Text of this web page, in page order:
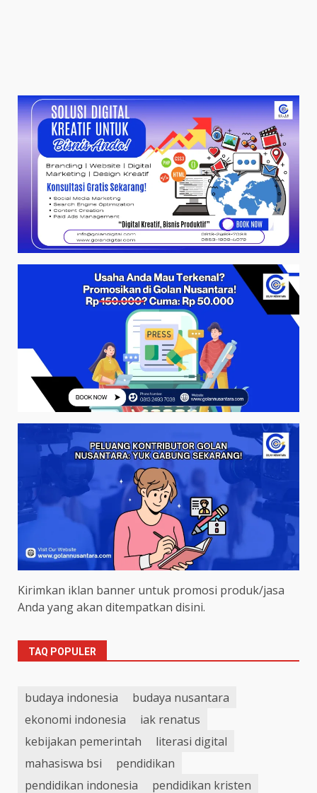
Kirimkan iklan banner untuk promosi produk/jasa
Anda yang akan ditempatkan disini.
TAQ POPULER
budaya indonesia
budaya nusantara
ekonomi indonesia
iak renatus
kebijakan pemerintah
literasi digital
mahasiswa bsi
pendidikan
pendidikan indonesia
pendidikan kristen